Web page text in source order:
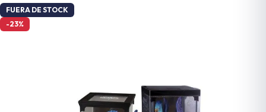
FUERA DE STOCK
-23%